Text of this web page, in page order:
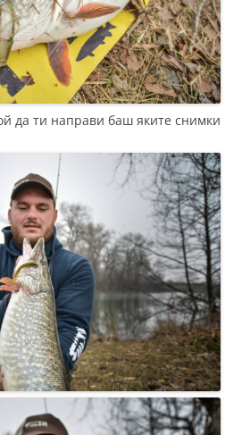
да ти направи баш яките снимки